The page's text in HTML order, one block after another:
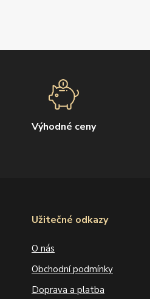
Výhodné ceny
Užitečné odkazy
O nás
Obchodní podmínky
Doprava a platba